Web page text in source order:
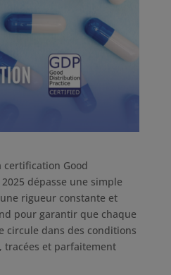
certification Good
dépasse une simple
rigueur constante et
pour garantir que chaque
circule dans des conditions
tracées et parfaitement